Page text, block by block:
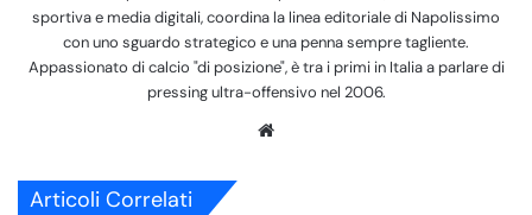
sportiva e media digitali, coordina la linea editoriale di Napolissimo
con uno sguardo strategico e una penna sempre tagliente.
Appassionato di calcio "di posizione", è tra i primi in Italia a parlare di
pressing ultra-offensivo nel 2006.
Articoli Correlati